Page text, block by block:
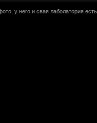
у него и свая лаболатория